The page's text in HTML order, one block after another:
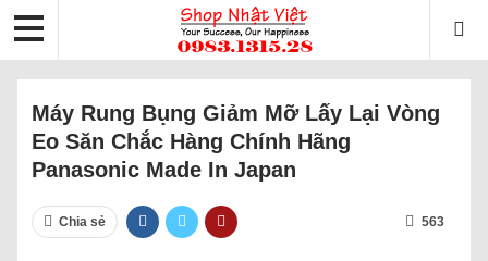
Máy Rung Bụng Giảm Mỡ Lấy Lại Vòng
Eo Săn Chắc Hàng Chính Hãng
Panasonic Made In Japan
Chia sẻ 563